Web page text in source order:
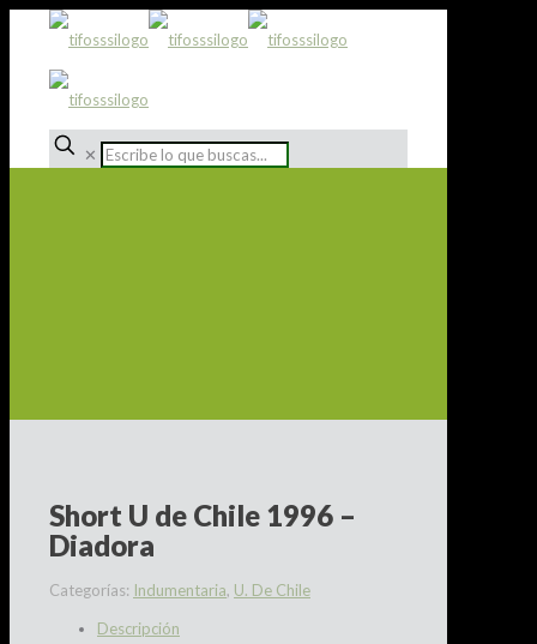
✕
Short U de Chile 1996 –
Diadora
Categorías: Indumentaria, U. De Chile
Descripción